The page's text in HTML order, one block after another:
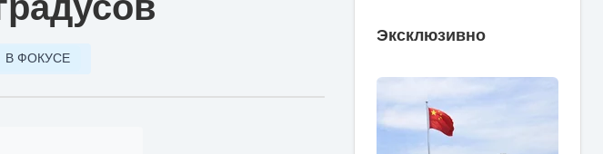
В ФОКУСЕ
Эксклюзивно